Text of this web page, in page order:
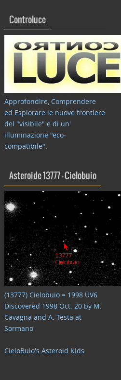
Controluce
Approfondire, Comprendere
ed Esplorare le nuove frontiere
del "visibile" e di un'
illuminazione "eco-
compatibile".
Asteroide 13777 – Cielobuio
(13777) Cielobuio = 1998 UV6
Discovered 1998 Oct. 20 by M.
Cavagna and A. Testa at
Sormano
CieloBuio's Asteroid Kids